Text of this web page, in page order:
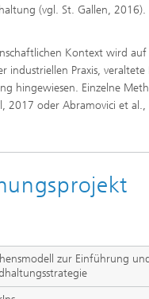
(vgl. St. Gallen, 2016).
Kontext wird
industriellen Praxis,
hingewiesen. Einzelne
2017 oder Abramovici et
zur Einführung